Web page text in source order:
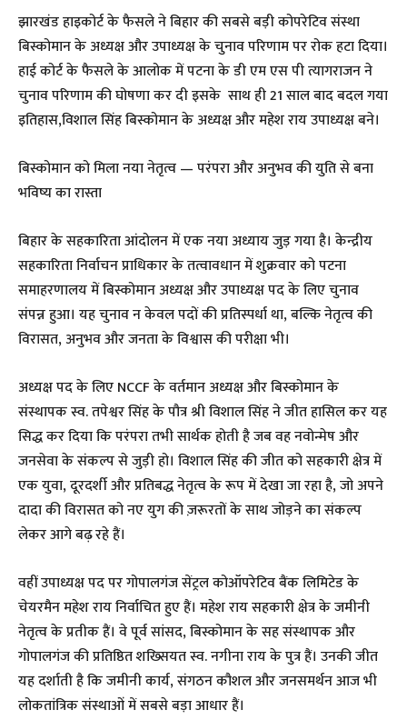
झारखंड हाइकोर्ट के फैसले ने बिहार की सबसे बड़ी कोपरेटिव संस्था
बिस्कोमान के अध्यक्ष और उपाध्यक्ष के चुनाव परिणाम पर रोक हटा दिया।
हाई कोर्ट के फैसले के आलोक में पटना के डी एम एस पी त्यागराजन ने
चुनाव परिणाम की घोषणा कर दी इसके साथ ही 21 साल बाद बदल गया
इतिहास,विशाल सिंह बिस्कोमान के अध्यक्ष और महेश राय उपाध्यक्ष बने।
बिस्कोमान को मिला नया नेतृत्व — परंपरा और अनुभव की युति से बना
भविष्य का रास्ता
बिहार के सहकारिता आंदोलन में एक नया अध्याय जुड़ गया है। केन्द्रीय
सहकारिता निर्वाचन प्राधिकार के तत्वावधान में शुक्रवार को पटना
समाहरणालय में बिस्कोमान अध्यक्ष और उपाध्यक्ष पद के लिए चुनाव
संपन्न हुआ। यह चुनाव न केवल पदों की प्रतिस्पर्धा था, बल्कि नेतृत्व की
विरासत, अनुभव और जनता के विश्वास की परीक्षा भी।
अध्यक्ष पद के लिए NCCF के वर्तमान अध्यक्ष और बिस्कोमान के
संस्थापक स्व. तपेश्वर सिंह के पौत्र श्री विशाल सिंह ने जीत हासिल कर यह
सिद्ध कर दिया कि परंपरा तभी सार्थक होती है जब वह नवोन्मेष और
जनसेवा के संकल्प से जुड़ी हो। विशाल सिंह की जीत को सहकारी क्षेत्र में
एक युवा, दूरदर्शी और प्रतिबद्ध नेतृत्व के रूप में देखा जा रहा है, जो अपने
दादा की विरासत को नए युग की ज़रूरतों के साथ जोड़ने का संकल्प
लेकर आगे बढ़ रहे हैं।
वहीं उपाध्यक्ष पद पर गोपालगंज सेंट्रल कोऑपरेटिव बैंक लिमिटेड के
चेयरमैन महेश राय निर्वाचित हुए हैं। महेश राय सहकारी क्षेत्र के जमीनी
नेतृत्व के प्रतीक हैं। वे पूर्व सांसद, बिस्कोमान के सह संस्थापक और
गोपालगंज की प्रतिष्ठित शख्सियत स्व. नगीना राय के पुत्र हैं। उनकी जीत
यह दर्शाती है कि जमीनी कार्य, संगठन कौशल और जनसमर्थन आज भी
लोकतांत्रिक संस्थाओं में सबसे बड़ा आधार हैं।